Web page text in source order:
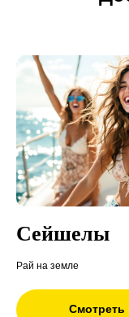
Сейшелы
Рай на земле
Смотреть